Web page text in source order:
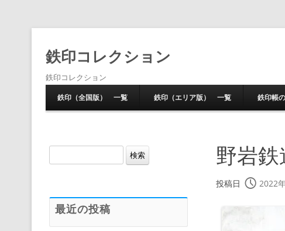
鉄印コレクション
鉄印コレクション
鉄印（全国版） 一覧 鉄印（エリア版） 一覧 鉄印帳
野岩
投稿日 2022
索:
最近の投稿